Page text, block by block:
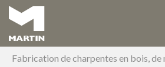
Aller
au
contenu
principal
Main navigation
Fabrication de charpentes en bois, de